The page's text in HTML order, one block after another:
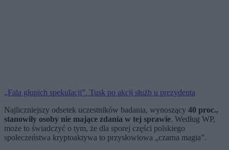
„Fala głupich spekulacji”. Tusk po akcji służb u prezydenta
Najliczniejszy odsetek uczestników badania, wynoszący 40 proc.,
stanowiły osoby nie mające zdania w tej sprawie. Według WP,
może to świadczyć o tym, że dla sporej części polskiego
społeczeństwa kryptoaktywa to przysłowiowa „czarna magia”.